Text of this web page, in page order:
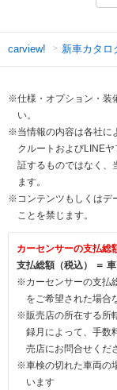
carview! 新車カタロ
※仕様・オプション・装
い。
※当情報の内容は各社に
クルートおよびLINE
証するものではなく、
ます。
※コンテンツもしくはデ
ことを禁じます。
カーセンサーの支払総
支払総額（税込） ＝
※カーセンサーの支払
をご希望された場合
※販売店の所在する所
録月によって、手数
売店にお問合せくだ
※車検の切れた車両の
います